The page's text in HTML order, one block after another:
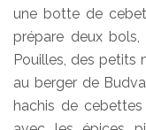
une botte de
prépare deux
Pouilles, des petits
au berger de
hachis de